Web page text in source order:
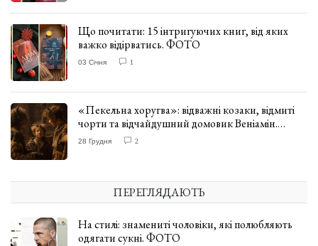
Що почитати: 15 інтригуючих книг, від яких
важко відірватись. ФОТО
03 Січня 1
«Пекельна хоругва»: відважні козаки, відмиті
чорти та відчайдушний домовик Веніамін.
ВІДГУК
28 Грудня 2
ПЕРЕГЛЯДАЮТЬ
На стилі: знамениті чоловіки, які полюбляють
одягати сукні. ФОТО